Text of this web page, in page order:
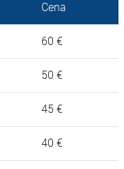
Cena
60 €
50 €
45 €
40 €